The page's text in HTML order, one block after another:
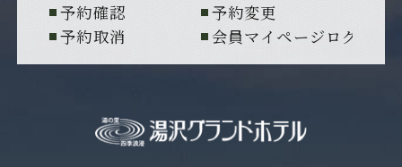
予約確認
予約変更
予約取消
会員マイページログイン